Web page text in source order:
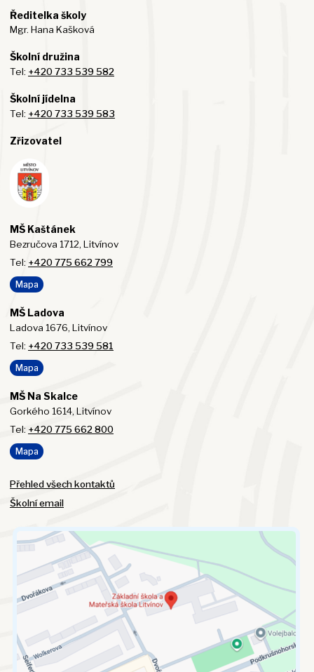
Ředitelka školy
Mgr. Hana Kašková
Školní družina
Tel: +420 733 539 582
Školní jídelna
Tel: +420 733 539 583
Zřizovatel
MŠ Kaštánek
Bezručova 1712, Litvínov
Tel: +420 775 662 799
Mapa
MŠ Ladova
Ladova 1676, Litvínov
Tel: +420 733 539 581
Mapa
MŠ Na Skalce
Gorkého 1614, Litvínov
Tel: +420 775 662 800
Mapa
Přehled všech kontaktů
Školní email